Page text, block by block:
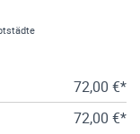
72,00 €*
72,00 €*